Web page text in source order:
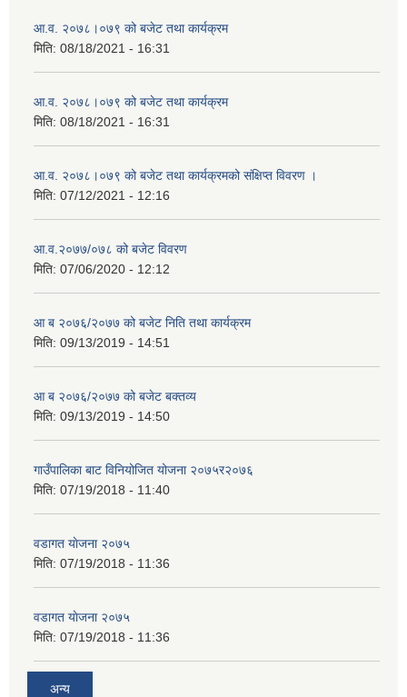
आ.व. २०७८।०७९ को बजेट तथा कार्यक्रम
मिति: 08/18/2021 - 16:31
आ.व. २०७८।०७९ को बजेट तथा कार्यक्रम
मिति: 08/18/2021 - 16:31
आ.व. २०७८।०७९ को बजेट तथा कार्यक्रमको संक्षिप्त विवरण ।
मिति: 07/12/2021 - 12:16
आ.व.२०७७/०७८ को बजेट विवरण
मिति: 07/06/2020 - 12:12
आ ब २०७६/२०७७ को बजेट निति तथा कार्यक्रम
मिति: 09/13/2019 - 14:51
आ ब २०७६/२०७७ को बजेट बक्तव्य
मिति: 09/13/2019 - 14:50
गाउँपालिका बाट विनियोजित योजना २०७५र२०७६
मिति: 07/19/2018 - 11:40
वडागत याेजना २०७५
मिति: 07/19/2018 - 11:36
वडागत याेजना २०७५
मिति: 07/19/2018 - 11:36
अन्य